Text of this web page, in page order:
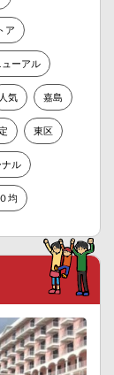
ア
ューアル
人気 嘉島
東区
ル
均